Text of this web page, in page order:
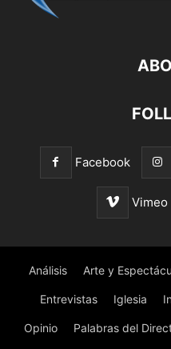
Facebook
Vimeo
Análisis Arte y
Entrevistas Iglesia
Opinio Palabras del